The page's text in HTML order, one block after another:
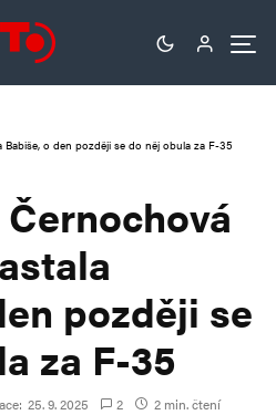
o den později se do něj obula za F-35
později se
za F-35
25. 9. 2025 2 2 min. čtení